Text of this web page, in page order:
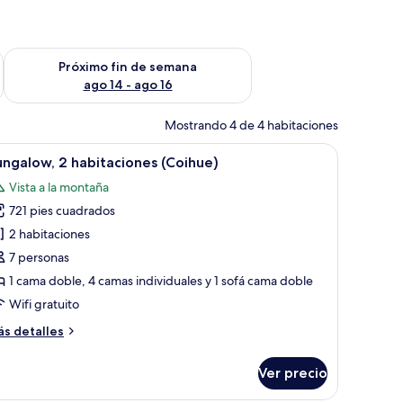
semana ago 7 - ago 9
Próximo fin de semana
ago 14 - ago 16
Consulta la disponibilidad para el próximo fin de semana ago
Mostrando 4 de 4 habitaciones
un tejado cubierto de nieve y un paisaje nevado con montañas al
Una habitación con techo de madera, un
12 2 habitaciones (Coihue)
Vista a la montaña
721 pies cuadrados
2 habitaciones
7 personas
1 cama doble, 4 camas individuales y 1 sofá cama doble
Wifi gratuito
detalles
Ver precio